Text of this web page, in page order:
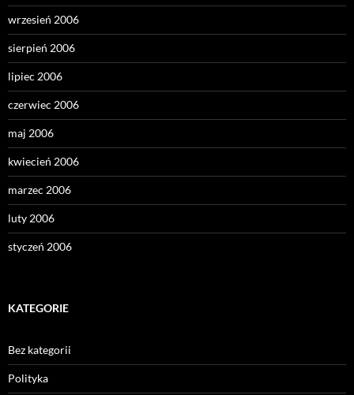
wrzesień 2006
sierpień 2006
lipiec 2006
czerwiec 2006
maj 2006
kwiecień 2006
marzec 2006
luty 2006
styczeń 2006
KATEGORIE
Bez kategorii
Polityka